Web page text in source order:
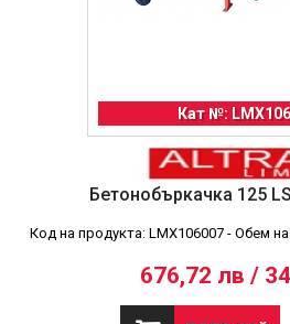
Кат №:
Бетонобъркачка 125
Код на продукта: LMX106007 - Обем
676,72 лв /